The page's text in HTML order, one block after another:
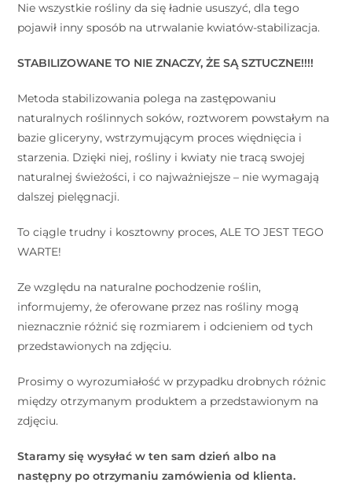
Nie wszystkie rośliny da się ładnie ususzyć, dla tego
pojawił inny sposób na utrwalanie kwiatów-stabilizacja.
STABILIZOWANE TO NIE ZNACZY, ŻE SĄ SZTUCZNE!!!!
Metoda stabilizowania polega na zastępowaniu
naturalnych roślinnych soków, roztworem powstałym na
bazie gliceryny, wstrzymującym proces więdnięcia i
starzenia. Dzięki niej, rośliny i kwiaty nie tracą swojej
naturalnej świeżości, i co najważniejsze – nie wymagają
dalszej pielęgnacji. ⠀
To ciągle trudny i kosztowny proces, ALE TO JEST TEGO
WARTE!
Ze względu na naturalne pochodzenie roślin,
informujemy, że oferowane przez nas rośliny mogą
nieznacznie różnić się rozmiarem i odcieniem od tych
przedstawionych na zdjęciu.
Prosimy o wyrozumiałość w przypadku drobnych różnic
między otrzymanym produktem a przedstawionym na
zdjęciu.
Staramy się wysyłać w ten sam dzień albo na
następny po otrzymaniu zamówienia od klienta.